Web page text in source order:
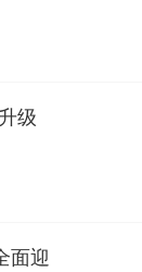
级
面迎